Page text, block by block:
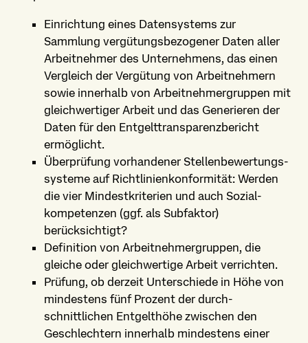
Einrichtung eines Datensystems zur
Sammlung vergütungsbezogener Daten aller
Arbeitnehmer des Unternehmens, das einen
Vergleich der Vergütung von Arbeitnehmern
sowie innerhalb von Arbeitnehmer­gruppen mit
gleichwertiger Arbeit und das Generieren der
Daten für den Entgelt­transparenz­bericht
ermöglicht.
Überprüfung vorhandener Stellen­bewertungs­
systeme auf Richtlinien­konformität: Werden
die vier Mindest­kriterien und auch Sozial­
kompetenzen (ggf. als Subfaktor)
berücksichtigt?
Definition von Arbeitnehmer­gruppen, die
gleiche oder gleichwertige Arbeit verrichten.
Prüfung, ob derzeit Unterschiede in Höhe von
mindestens fünf Prozent der durch­
schnittlichen Entgelthöhe zwischen den
Geschlechtern innerhalb mindestens einer